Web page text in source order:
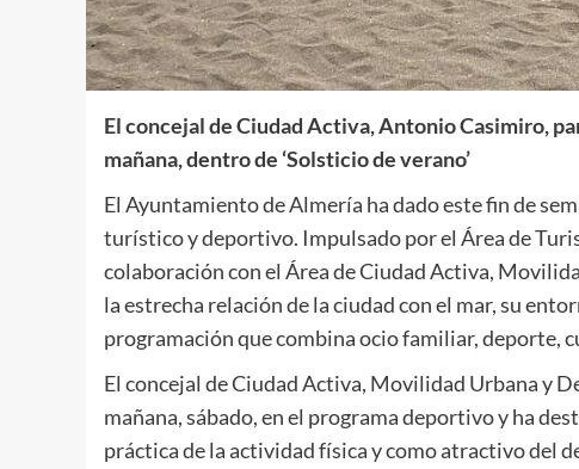
El concejal de Ciudad Activa, Antonio Casimiro,
mañana, dentro de ‘Solsticio de verano’
El Ayuntamiento de Almería ha dado este fin de
turístico y deportivo. Impulsado por el Área de
colaboración con el Área de Ciudad Activa,
la estrecha relación de la ciudad con el mar, su
programación que combina ocio familiar, deporte,
El concejal de Ciudad Activa, Movilidad Urbana y
mañana, sábado, en el programa deportivo y ha
práctica de la actividad física y como atractivo del